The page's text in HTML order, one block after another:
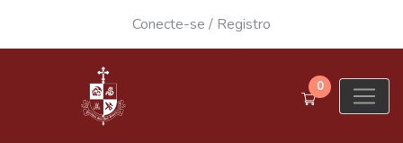
Conecte-se / Registro
0